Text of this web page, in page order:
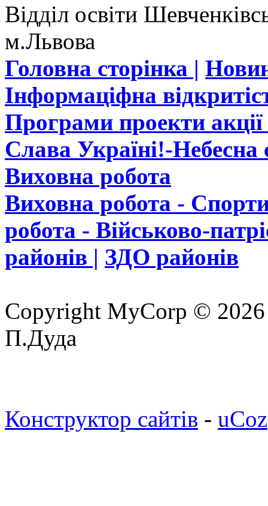
Відділ освіти
м.Львова
Головна сторінка |
Інформаціфна
Програми проекти
Слава Україні!-Небесна
Виховна робота
Виховна робота -
робота - Військово-
районів | ЗДО районів
Copyright MyCorp © 2026
П.Дуда
Конструктор сайтів - uCoz